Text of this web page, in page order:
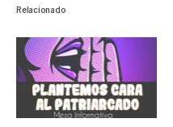
Relacionado